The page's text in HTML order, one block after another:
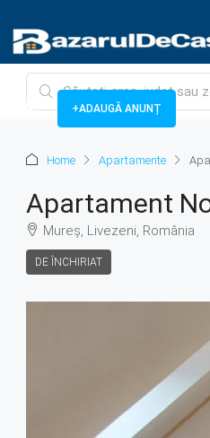
+ADAUGĂ ANUNȚ
Home Apartamente
Apartament
Mureș, Livezeni, România
DE ÎNCHIRIAT